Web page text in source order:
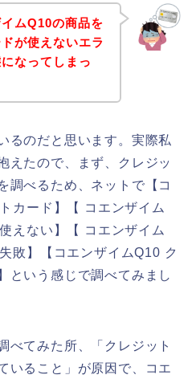
ムQ10の商品を
が使えないエラ
なってしまっ
るのだと思います。実際私
えたので、まず、クレジッ
調べるため、ネットで【コ
カード】【 コエンザイム
えない】【 コエンザイム
敗】【コエンザイムQ10 ク
いう感じで調べてみまし
べてみた所、「クレジット
いること」が原因で、コエ